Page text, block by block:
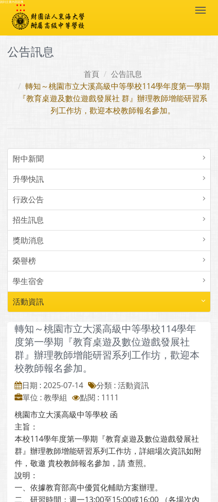
跳到主要內容區塊
:::
公告訊息
首頁
公告訊息
轉知～桃園市立大溪高級中等學校114學年度第一學期
『教育桌遊及數位遊戲發展社 群』辦理教師增能研習系
列工作坊，歡迎本校教師報名參加。
附中新聞
升學快訊
行政公告
招生訊息
獎助消息
榮譽榜
學生宿舍
活動資訊
轉知～桃園市立大溪高級中等學校114學年
度第一學期『教育桌遊及數位遊戲發展社
群』辦理教師增能研習系列工作坊，歡迎本
校教師報名參加。
日期 : 2025-07-14
分類 : 活動資訊
單位 : 教學組
點閱 : 1111
桃園市立大溪高級中等學校 函
主旨：
本校114學年度第一學期『教育桌遊及數位遊戲發展社
群』辦理教師增能研習系列工作坊，詳細場次資訊如附
件，敬邀 貴校教師報名參加，請 查照。
說明：
一、依據教育部高中優質化輔助方案辦理。
二、研習時間：週一13:00至15:00或16:00 （各場次內